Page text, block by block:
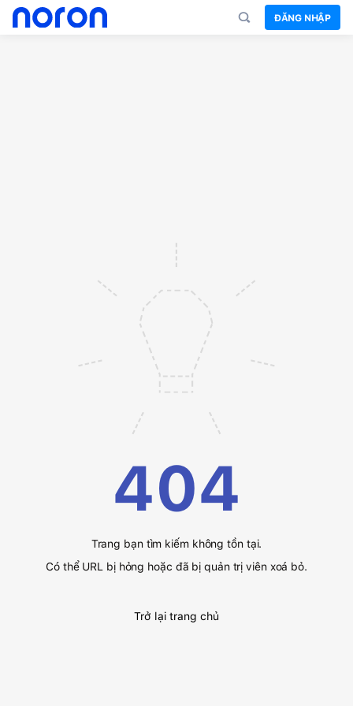
ĐĂNG NHẬP
404
Trang bạn tìm kiếm không tồn tại.
Có thể URL bị hỏng hoặc đã bị quản trị viên xoá bỏ.
Trở lại trang chủ